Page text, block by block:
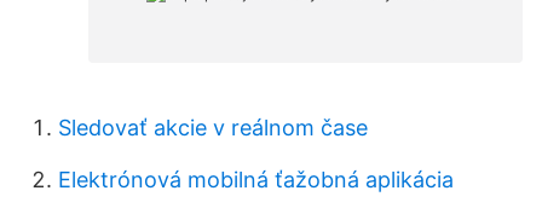
Sledovať akcie v reálnom čase
Elektrónová mobilná ťažobná aplikácia